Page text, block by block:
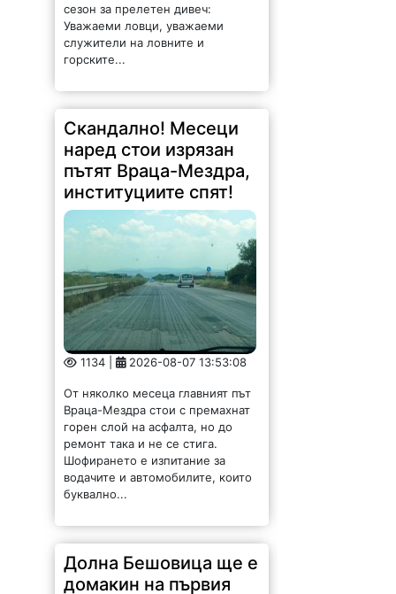
сезон за прелетен дивеч:
Уважаеми ловци, уважаеми
служители на ловните и
горските...
Скандално! Месеци
наред стои изрязан
пътят Враца-Мездра,
институциите спят!
1134 | 2026-08-07 13:53:08
От няколко месеца главният път
Враца-Мездра стои с премахнат
горен слой на асфалта, но до
ремонт така и не се стига.
Шофирането е изпитание за
водачите и автомобилите, които
буквално...
Долна Бешовица ще е
домакин на първия